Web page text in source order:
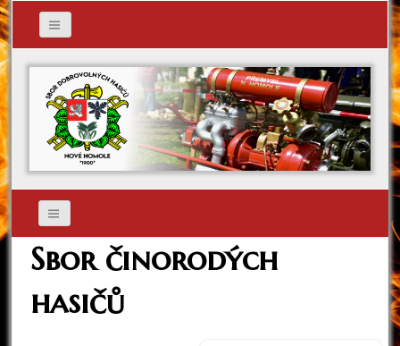
Sbor činorodých
hasičů